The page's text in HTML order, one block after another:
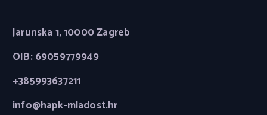
Jarunska 1, 10000 Zagreb
OIB: 69059779949
+385993637211
info@hapk-mladost.hr